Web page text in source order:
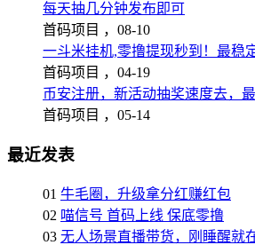
每天抽几分钟发布即可
首码项目 ， 08-10
一斗米挂机,零撸提现秒到！最稳
首码项目 ， 04-19
币安注册，新活动抽奖速度去，
首码项目 ， 05-14
最近发表
01 牛毛圈，升级拿分红赚红包
02 喵信号 首码上线 保底零撸
03 无人场景直播带货，刚睡醒就